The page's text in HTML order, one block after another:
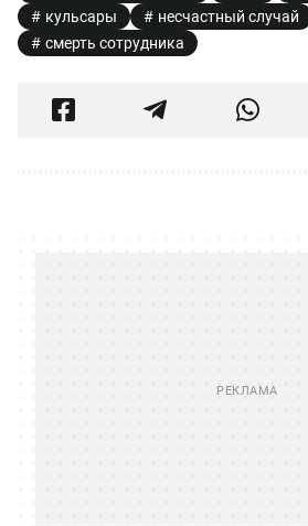
кульсары несчастный случай
смерть сотрудника